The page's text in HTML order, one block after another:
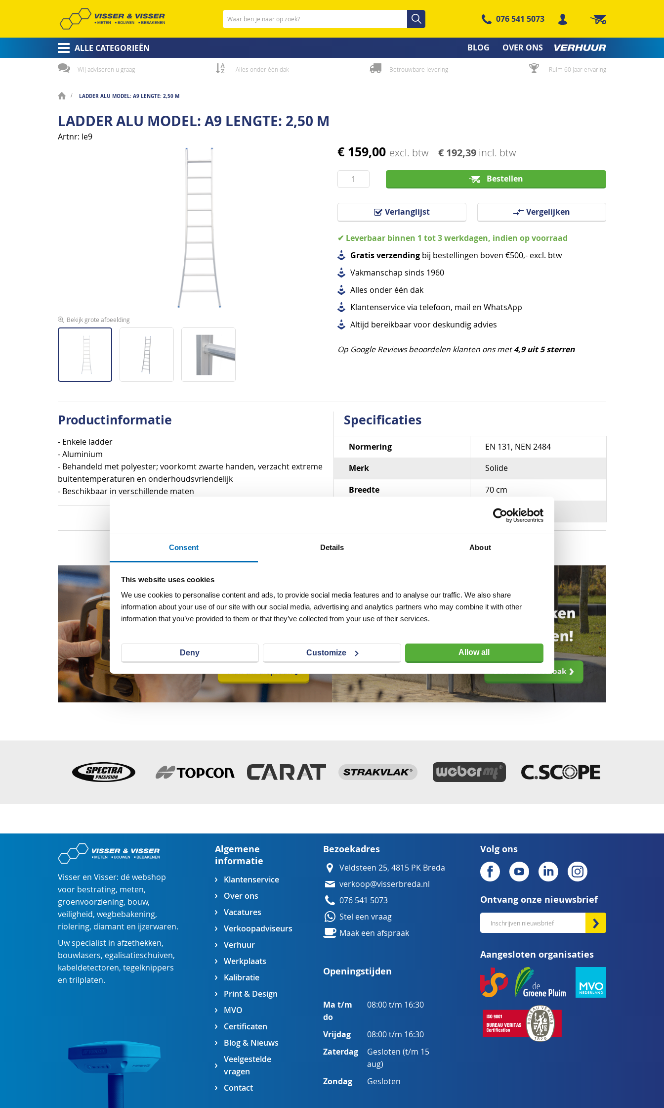
Consent Details About
This website uses cookies
We use cookies to personalise content and ads, to provide social media features and to analyse our traffic. We also share
information about your use of our site with our social media, advertising and analytics partners who may combine it with other
information that you’ve provided to them or that they’ve collected from your use of their services.
Deny Customize Allow all
Zoeken Zoeken
076 541 5073 Winkelwagen
ALLE CATEGORIEËN BLOG OVER ONS
Wij adviseren u graag Alles onder één dak Betrouwbare levering Ruim 60 jaar ervaring
LADDER ALU MODEL: A9 LENGTE: 2,50 M
LADDER ALU MODEL: A9 LENGTE: 2,50 M
Artnr le9
€ 159,00 excl. btw € 192,39 incl. btw
Bestellen
Verlanglijst Vergelijken
✔ Leverbaar binnen 1 tot 3 werkdagen, indien op voorraad
Gratis verzending bij bestellingen boven €500,- excl. btw
Vakmanschap sinds 1960
Alles onder één dak
Klantenservice via telefoon, mail en WhatsApp
Altijd bereikbaar voor deskundig advies
Op Google Reviews beoordelen klanten ons met4,9 uit 5 sterren
Bekijk grote afbeelding
het
van
de
afbeeldingen-
gallerij
Productinformatie
- Enkele ladder
- Aluminium
- Behandeld met polyester; voorkomt zwarte handen, verzacht extreme
buitentemperaturen en onderhoudsvriendelijk
- Beschikbaar in verschillende maten
Specificaties
Specificaties
Normering EN 131, NEN 2484
Merk Solide
Breedte 70 cm
Aluminium
Visser en Visser: dé webshop
voor bestrating, meten,
groenvoorziening, bouw,
veiligheid, wegbebakening,
riolering, diamant en ijzerwaren.
Uw specialist in afzethekken,
bouwlasers, egalisatieschuiven,
kabeldetectoren, tegelknippers
en trilplaten.
Algemene
informatie
Klantenservice
Over ons
Vacatures
Verkoopadviseurs
Verhuur
Werkplaats
Kalibratie
Print & Design
MVO
Certificaten
Blog & Nieuws
Veelgestelde
vragen
Contact
Bezoekadres
Veldsteen 25, 4815 PK Breda
verkoop@visserbreda.nl
076 541 5073
Stel een vraag
Maak een afspraak
Openingstijden
Ma t/m
do
08:00 t/m 16:30
Vrijdag 08:00 t/m 16:30
Zaterdag
Gesloten (t/m 15
aug)
Zondag Gesloten
Volg ons
Ontvang onze nieuwsbrief
Abonneer
u
onze
nieuwsbrief
Aangesloten organisaties